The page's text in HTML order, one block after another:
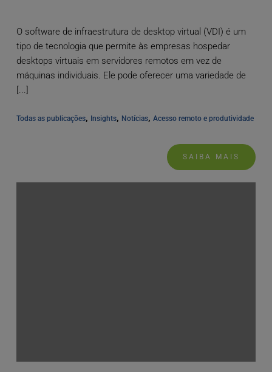
O software de infraestrutura de desktop virtual (VDI) é um
tipo de tecnologia que permite às empresas hospedar
desktops virtuais em servidores remotos em vez de
máquinas individuais. Ele pode oferecer uma variedade de
[...]
Todas as publicações, Insights, Notícias, Acesso remoto e produtividade
SAIBA MAIS